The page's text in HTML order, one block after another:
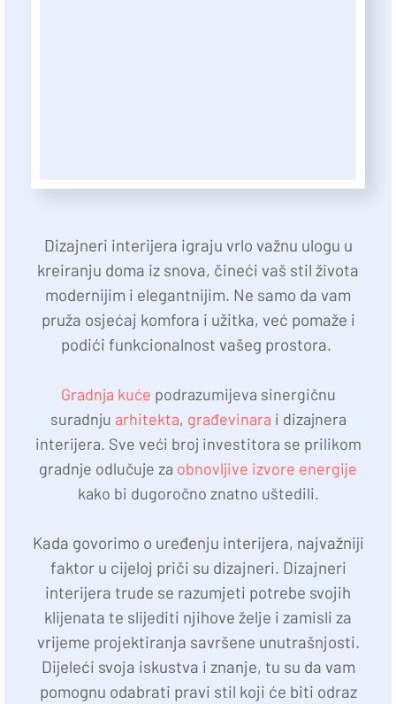
Dizajneri interijera igraju vrlo važnu ulogu u
kreiranju doma iz snova, čineći vaš stil života
modernijim i elegantnijim. Ne samo da vam
pruža osjećaj komfora i užitka, već pomaže i
podići funkcionalnost vašeg prostora.
Gradnja kuće podrazumijeva sinergičnu
suradnju arhitekta, građevinara i dizajnera
interijera. Sve veći broj investitora se prilikom
gradnje odlučuje za obnovljive izvore energije
kako bi dugoročno znatno uštedili.
Kada govorimo o uređenju interijera, najvažniji
faktor u cijeloj priči su dizajneri. Dizajneri
interijera trude se razumjeti potrebe svojih
klijenata te slijediti njihove želje i zamisli za
vrijeme projektiranja savršene unutrašnjosti.
Dijeleći svoja iskustva i znanje, tu su da vam
pomognu odabrati pravi stil koji će biti odraz